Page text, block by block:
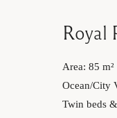
Royal
Area: 85 m²
Ocean/City
Twin beds